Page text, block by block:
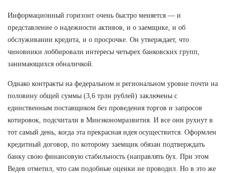
Информационный горизонт очень быстро меняется — и
представление о надежности активов, и о заемщике, и об
обслуживании кредита, и о просрочке. Он утверждает, что
чиновники лоббировали интересы четырех банковских групп,
занимающихся обналичкой.
Однако контракты на федеральном и региональном уровне почти на
половину общей суммы (3,6 трлн рублей) заключены с
единственным поставщиком без проведения торгов и запросов
котировок, подсчитали в Минэкономразвития. И все они рухнут в
тот самый день, когда эта прекрасная идея осуществится. Оформлен
кредитный договор, по которому заемщик обязан подтверждать
банку свою финансовую стабильность (направлять бух. При этом
Ведев отметил, что сам подобные оценки не проводил. Но в это же